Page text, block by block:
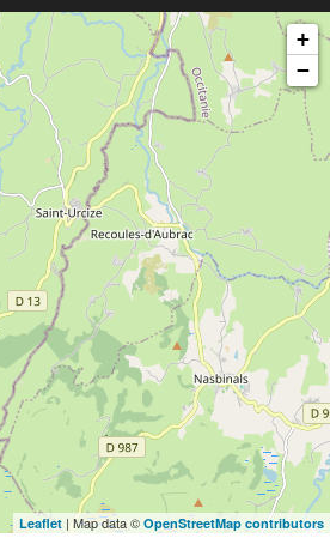
+
−
Leaflet | Map data © OpenStreetMap contributors